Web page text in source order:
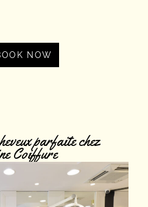
NOW
parfaite chez
Coiffure